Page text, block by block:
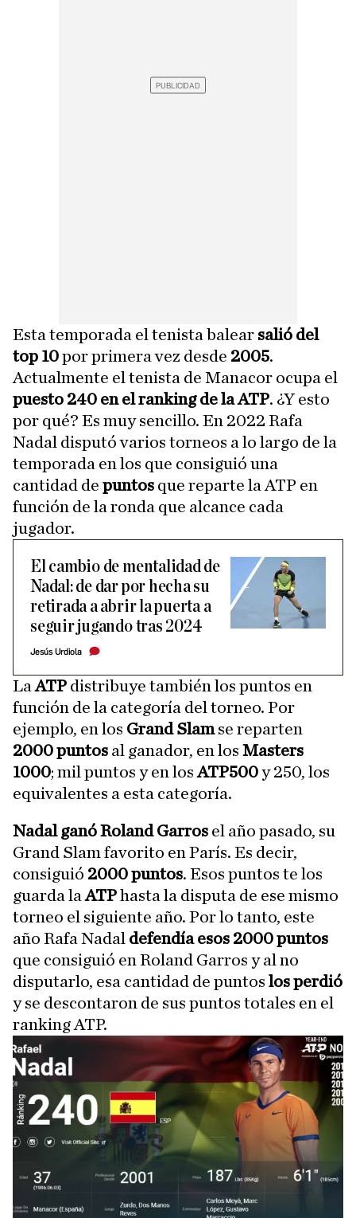
Esta temporada el tenista balear salió del
top 10por primera vez desde 2005.
Actualmente el tenista de Manacor ocupa el
puesto 240 en el ranking de la ATP. ¿Y esto
por qué? Es muy sencillo. En 2022 Rafa
Nadal disputó varios torneos a lo largo de la
temporada en los que consiguió una
cantidad de puntos que reparte la ATP en
función de la ronda que alcance cada
jugador.
El cambio de mentalidad de
Nadal: de dar por hecha su
retirada a abrir la puerta a
seguir jugando tras 2024
Jesús Urdiola
La ATP distribuye también los puntos en
función de la categoría del torneo. Por
ejemplo, en los Grand Slamse reparten
2000 puntos al ganador, en los Masters
1000; mil puntos y en losATP500y 250, los
equivalentes a esta categoría.
Nadal ganó Roland Garros el año pasado, su
Grand Slam favorito en París. Es decir,
consiguió 2000 puntos. Esos puntos te los
guarda laATPhasta la disputa de ese mismo
torneo el siguiente año. Por lo tanto, este
año Rafa Nadal defendía esos 2000 puntos
que consiguió en Roland Garros y al no
disputarlo, esa cantidad de puntos los perdió
y se descontaron de sus puntos totales en el
ranking ATP.